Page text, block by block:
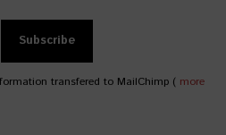
transfered to MailChimp ( more